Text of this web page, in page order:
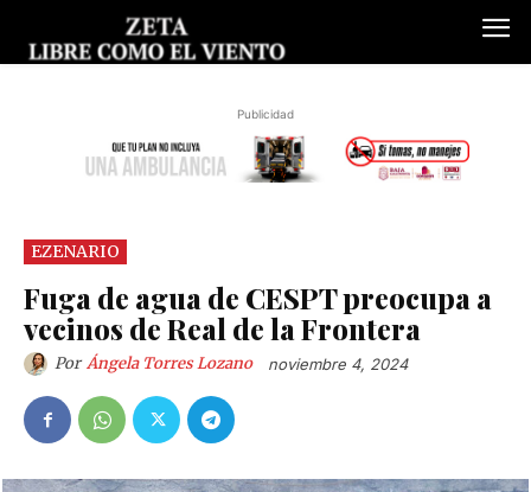
Publicidad
EZENARIO
Fuga de agua de CESPT preocupa a
vecinos de Real de la Frontera
Por Ángela Torres Lozano noviembre 4, 2024